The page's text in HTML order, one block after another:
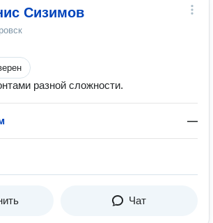
Сизимов
разной сложности.
—
Чат